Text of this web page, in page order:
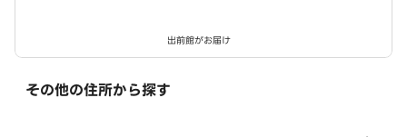
出前館がお届け
その他の住所から探す